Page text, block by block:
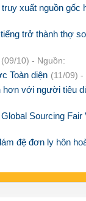
xuất nguồn gốc
trở thành thợ
(09/10) - Nguồn:
Toàn diện (11/09) -
với người tiêu
Sourcing Fair
đệ đơn ly hôn